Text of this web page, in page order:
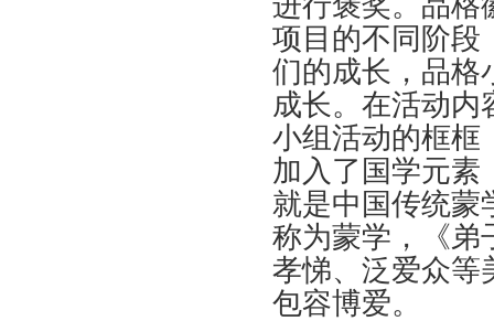
项目的不同阶段
们的成长，品格
成长。在活动内
小组活动的框框
加入了国学元素
就是中国传统蒙
称为蒙学，《弟
孝悌、泛爱众等
包容博爱。